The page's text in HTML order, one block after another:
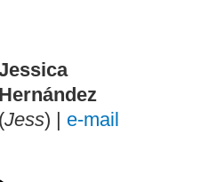
Hernández
(Jess) | e-mail